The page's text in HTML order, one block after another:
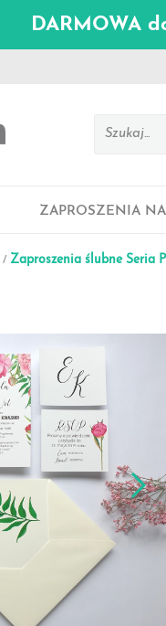
DARMOWA
ZAPROSZENIA
Zaproszenia ślubne Seria